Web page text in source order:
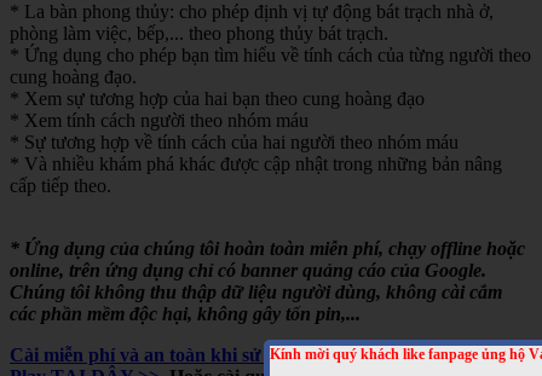
Kính mời quý khách like fanpage ủng hộ
* La bàn phong thủy: cho phép định vị tự động bát trạch nhà ở,
phòng làm việc, bếp,... theo phong thủy bát trạch.
* Ứng dụng cho phép bạn tìm hiểu về tính cách của từng người theo
cung hoàng đạo.
* Xem sự tương hợp của hai bạn theo cung hoàng đạo
* Xem tính cách người theo nhóm máu
* Sự tương hợp về tính cách của hai người theo nhóm máu
* Và nhiều khám phá khác được cập nhật trong những bản nâng
cấp tiếp theo.
* Ứng dụng của chúng tôi hoàn toàn miễn phí, chạy offline hoặc
online, trên ứng dụng chỉ có banner quảng cáo của Google.
Chúng tôi không thu thập dữ liệu người dùng, không cài cắm
các phần mềm độc hại, không gây tốn pin,...
Cài miễn phí và an toàn khi sử dụng cho Android, trên Google